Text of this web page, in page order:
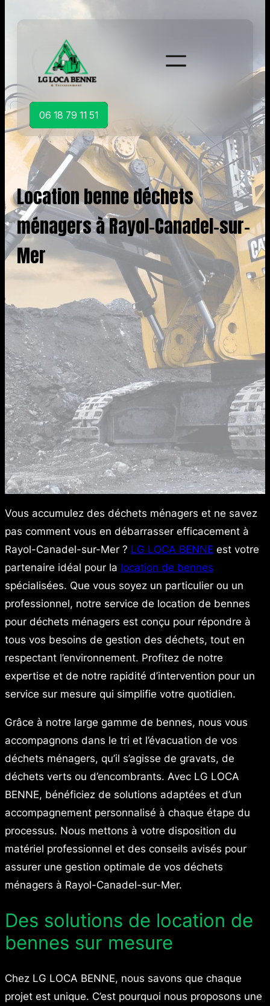
06 18 79 11 51
Location benne déchets
ménagers à Rayol-Canadel-sur-
Mer
Vous accumulez des déchets ménagers et ne savez
pas comment vous en débarrasser efficacement à
Rayol-Canadel-sur-Mer ? LG LOCA BENNE est votre
partenaire idéal pour la location de bennes
spécialisées. Que vous soyez un particulier ou un
professionnel, notre service de location de bennes
pour déchets ménagers est conçu pour répondre à
tous vos besoins de gestion des déchets, tout en
respectant l’environnement. Profitez de notre
expertise et de notre rapidité d’intervention pour un
service sur mesure qui simplifie votre quotidien.
Grâce à notre large gamme de bennes, nous vous
accompagnons dans le tri et l’évacuation de vos
déchets ménagers, qu’il s’agisse de gravats, de
déchets verts ou d’encombrants. Avec LG LOCA
BENNE, bénéficiez de solutions adaptées et d’un
accompagnement personnalisé à chaque étape du
processus. Nous mettons à votre disposition du
matériel professionnel et des conseils avisés pour
assurer une gestion optimale de vos déchets
ménagers à Rayol-Canadel-sur-Mer.
Des solutions de location de
bennes sur mesure
Chez LG LOCA BENNE, nous savons que chaque
projet est unique. C’est pourquoi nous proposons une